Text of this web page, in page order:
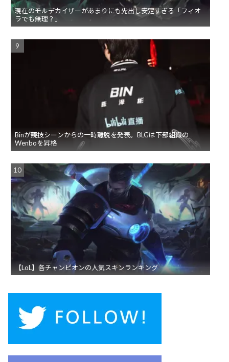
現在のモルデカイザーがあまりにも先出し安定すぎる「フィオ
ラでも無理？」
Binが競技シーンからの一時離脱を発表。BLGは下部組織の
Wenboを昇格
【LoL】各チャンピオンの人気スキンランキング